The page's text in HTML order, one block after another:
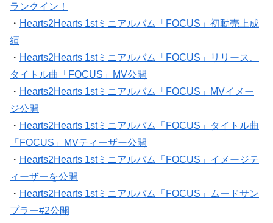
ランクイン！
・ Hearts2Hearts 1stミニアルバム「FOCUS」初動売上成
績
・ Hearts2Hearts 1stミニアルバム「FOCUS」リリース、
タイトル曲「FOCUS」MV公開
・ Hearts2Hearts 1stミニアルバム「FOCUS」MVイメー
ジ公開
・ Hearts2Hearts 1stミニアルバム「FOCUS」タイトル曲
「FOCUS」MVティーザー公開
・ Hearts2Hearts 1stミニアルバム「FOCUS」イメージテ
ィーザーを公開
・ Hearts2Hearts 1stミニアルバム「FOCUS」ムードサン
プラー#2公開